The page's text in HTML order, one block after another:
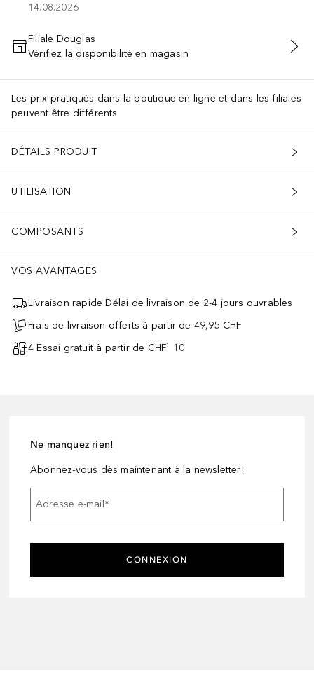
14.08.2026
AJOUTER AU PANIER
Filiale Douglas
Vérifiez la disponibilité en magasin
Les prix pratiqués dans la boutique en ligne et dans les filiales
peuvent être différents
DÉTAILS PRODUIT
UTILISATION
COMPOSANTS
VOS AVANTAGES
Livraison rapide Délai de livraison de 2-4 jours ouvrables
Frais de livraison offerts à partir de 49,95 CHF
4 Essai gratuit à partir de CHF¹ 10
Ne manquez rien!
Abonnez-vous dès maintenant à la newsletter!
Adresse e-mail*
CONNEXION